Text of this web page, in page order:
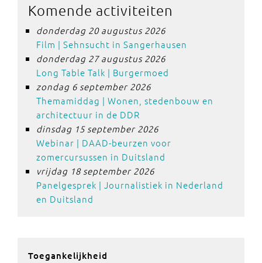
Komende activiteiten
donderdag 20 augustus 2026
Film | Sehnsucht in Sangerhausen
donderdag 27 augustus 2026
Long Table Talk | Burgermoed
zondag 6 september 2026
Themamiddag | Wonen, stedenbouw en
architectuur in de DDR
dinsdag 15 september 2026
Webinar | DAAD-beurzen voor
zomercursussen in Duitsland
vrijdag 18 september 2026
Panelgesprek | Journalistiek in Nederland
en Duitsland
Toegankelijkheid